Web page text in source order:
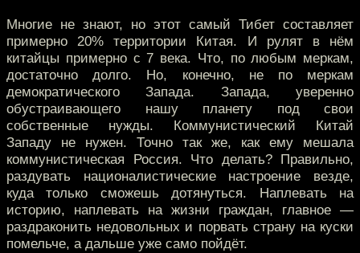
Многие не знают, но этот самый Тибет составляет
примерно 20% территории Китая. И рулят в нём
китайцы примерно с 7 века. Что, по любым меркам,
достаточно долго. Но, конечно, не по меркам
демократического Запада. Запада, уверенно
обустраивающего нашу планету под свои
собственные нужды. Коммунистический Китай
Западу не нужен. Точно так же, как ему мешала
коммунистическая Россия. Что делать? Правильно,
раздувать националистические настроение везде,
куда только сможешь дотянуться. Наплевать на
историю, наплевать на жизни граждан, главное —
раздраконить недовольных и порвать страну на куски
помельче, а дальше уже само пойдёт.